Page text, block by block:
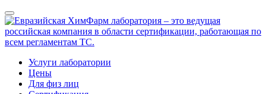
Услуги лаборатории
Цены
Для физ лиц